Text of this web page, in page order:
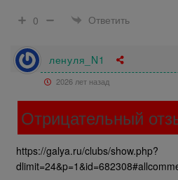
0
Ответить
ленуля_N1
2026 лет назад
Отрицательный
https://galya.ru/clubs/show.php?